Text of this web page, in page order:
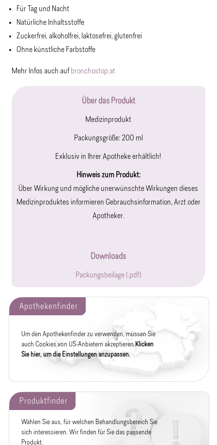
Für Tag und Nacht
Natürliche Inhaltsstoffe
Zuckerfrei, alkoholfrei, laktosefrei, glutenfrei
Ohne künstliche Farbstoffe
Mehr Infos auch auf bronchostop.at
Über das Produkt
Medizinprodukt
Packungsgröße: 200 ml
Exklusiv in Ihrer Apotheke erhältlich!
Hinweis zum Produkt:
Über Wirkung und mögliche unerwünschte Wirkungen dieses
Medizinproduktes informieren Gebrauchsinformation, Arzt oder
Apotheker.
Downloads
Packungsbeilage (.pdf)
Apothekenfinder
Um den Apothekenfinder zu verwenden, müssen Sie
auch Cookies von US-Anbietern akzeptieren.Klicken
Sie hier, um die Einstellungen anzupassen.
Produktfinder
Wählen Sie aus, für welchen Behandlungsbereich Sie
sich interessieren. Wir finden für Sie das passende
Produkt.